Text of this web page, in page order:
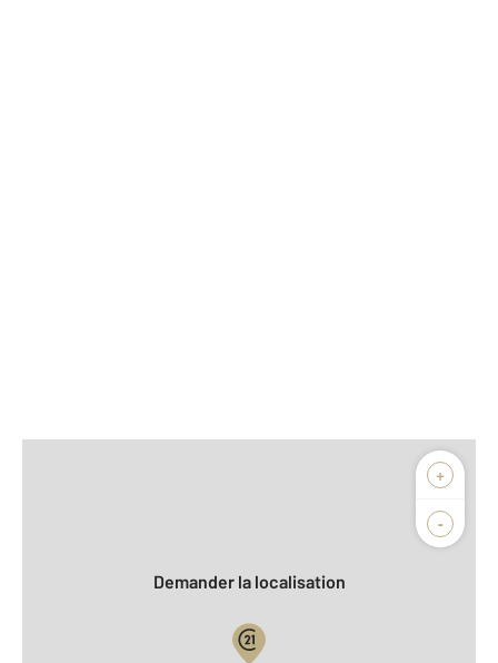
+
-
Biens vendus
Demander la localisation